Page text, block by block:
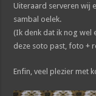
Uiteraard serveren wij
sambal oelek.
(Ik denk dat ik nog wel
deze soto past, foto +
Enfin, veel plezier met